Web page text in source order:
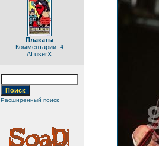
Плакаты
Комментарии: 4
ALuserX
Расширенный поиск